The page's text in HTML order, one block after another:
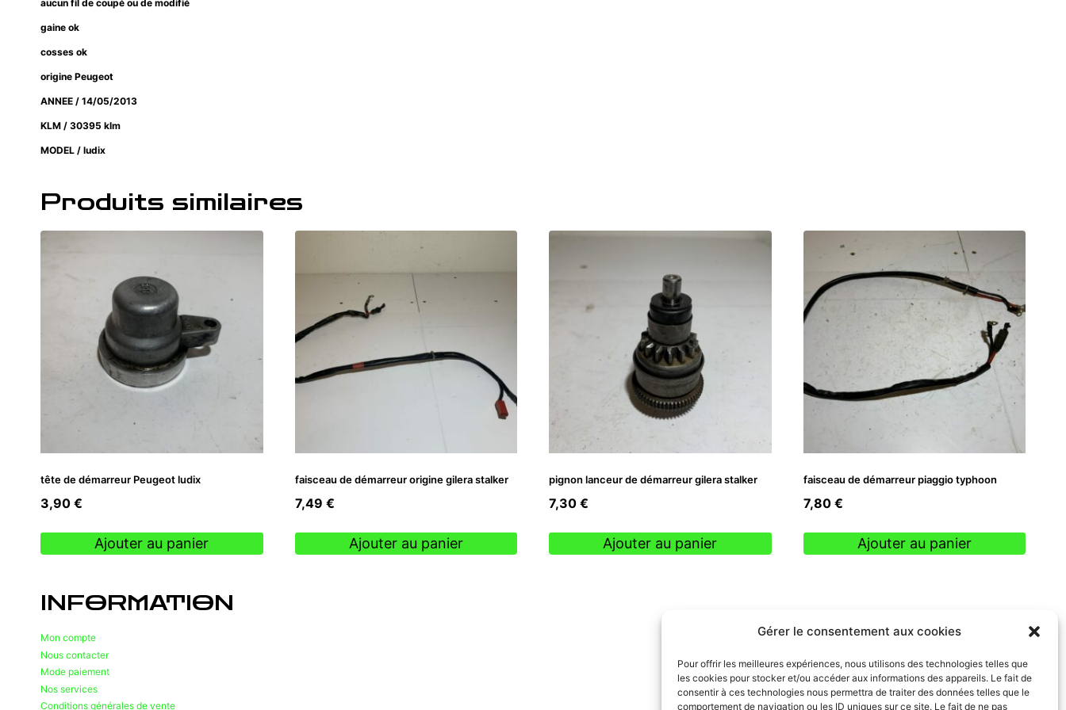
Gérer le consentement aux cookies
Pour offrir les meilleures expériences, nous utilisons des technologies telles que
les cookies pour stocker et/ou accéder aux informations des appareils. Le fait de
consentir à ces technologies nous permettra de traiter des données telles que le
comportement de navigation ou les ID uniques sur ce site. Le fait de ne pas
aucun fil de coupé ou de modifié
gaine ok
cosses ok
origine Peugeot
ANNEE / 14/05/2013
KLM / 30395 klm
MODEL / ludix
Produits similaires
tête de démarreur Peugeot ludix
3,90 €
Ajouter au panier
faisceau de démarreur origine gilera stalker
7,49 €
Ajouter au panier
pignon lanceur de démarreur gilera stalker
7,30 €
Ajouter au panier
faisceau de démarreur piaggio typhoon
7,80 €
Ajouter au panier
INFORMATION
Mon compte
Nous contacter
Mode paiement
Nos services
Conditions générales de vente